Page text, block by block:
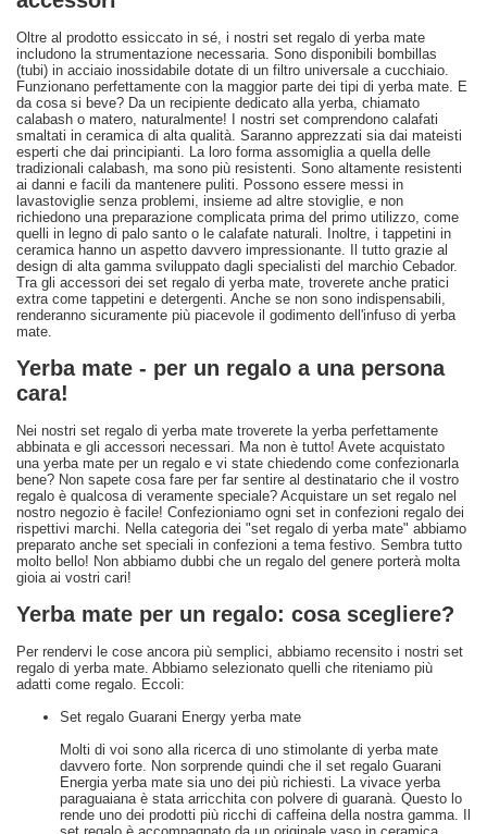
Oltre al prodotto essiccato in sé, i nostri set regalo di yerba mate
includono la strumentazione necessaria. Sono disponibili bombillas
(tubi) in acciaio inossidabile dotate di un filtro universale a cucchiaio.
Funzionano perfettamente con la maggior parte dei tipi di yerba mate. E
da cosa si beve? Da un recipiente dedicato alla yerba, chiamato
calabash o matero, naturalmente! I nostri set comprendono calafati
smaltati in ceramica di alta qualità. Saranno apprezzati sia dai mateisti
esperti che dai principianti. La loro forma assomiglia a quella delle
tradizionali calabash, ma sono più resistenti. Sono altamente resistenti
ai danni e facili da mantenere puliti. Possono essere messi in
lavastoviglie senza problemi, insieme ad altre stoviglie, e non
richiedono una preparazione complicata prima del primo utilizzo, come
quelli in legno di palo santo o le calafate naturali. Inoltre, i tappetini in
ceramica hanno un aspetto davvero impressionante. Il tutto grazie al
design di alta gamma sviluppato dagli specialisti del marchio Cebador.
Tra gli accessori dei set regalo di yerba mate, troverete anche pratici
extra come tappetini e detergenti. Anche se non sono indispensabili,
renderanno sicuramente più piacevole il godimento dell'infuso di yerba
mate.
Yerba mate - per un regalo a una persona
cara!
Nei nostri set regalo di yerba mate troverete la yerba perfettamente
abbinata e gli accessori necessari. Ma non è tutto! Avete acquistato
una yerba mate per un regalo e vi state chiedendo come confezionarla
bene? Non sapete cosa fare per far sentire al destinatario che il vostro
regalo è qualcosa di veramente speciale? Acquistare un set regalo nel
nostro negozio è facile! Confezioniamo ogni set in confezioni regalo dei
rispettivi marchi. Nella categoria dei "set regalo di yerba mate" abbiamo
preparato anche set speciali in confezioni a tema festivo. Sembra tutto
molto bello! Non abbiamo dubbi che un regalo del genere porterà molta
gioia ai vostri cari!
Yerba mate per un regalo: cosa scegliere?
Per rendervi le cose ancora più semplici, abbiamo recensito i nostri set
regalo di yerba mate. Abbiamo selezionato quelli che riteniamo più
adatti come regalo. Eccoli:
Set regalo Guarani Energy yerba mate
Molti di voi sono alla ricerca di uno stimolante di yerba mate
davvero forte. Non sorprende quindi che il set regalo Guarani
Energia yerba mate sia uno dei più richiesti. La vivace yerba
paraguaiana è stata arricchita con polvere di guaranà. Questo lo
rende uno dei prodotti più ricchi di caffeina della nostra gamma. Il